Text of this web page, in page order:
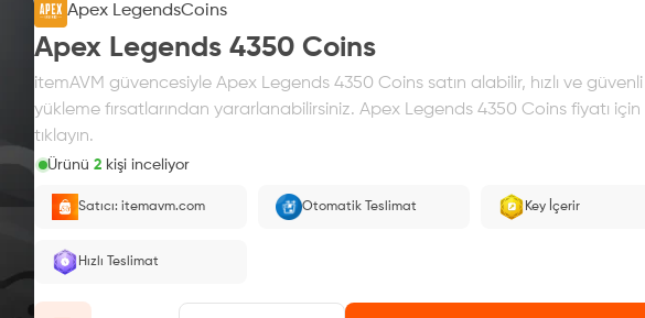
Apex LegendsCoins
Apex Legends 4350 Coins
itemAVM güvencesiyle Apex Legends 4350 Coins satın alabilir, hızlı ve güvenli
yükleme fırsatlarından yararlanabilirsiniz. Apex Legends 4350 Coins fiyatı için
tıklayın.
Ürünü 2 kişi inceliyor
E-Pin olarak yüklenir.
Satıcı: itemavm.com Otomatik Teslimat Key İçerir
Hızlı Teslimat